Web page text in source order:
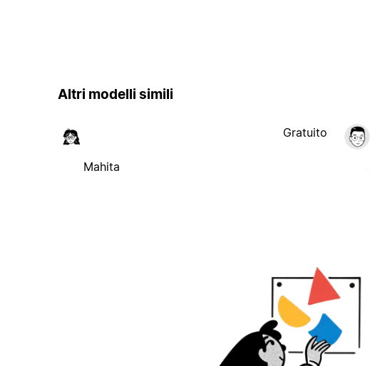
Altri modelli simili
Mahita
Gratuito